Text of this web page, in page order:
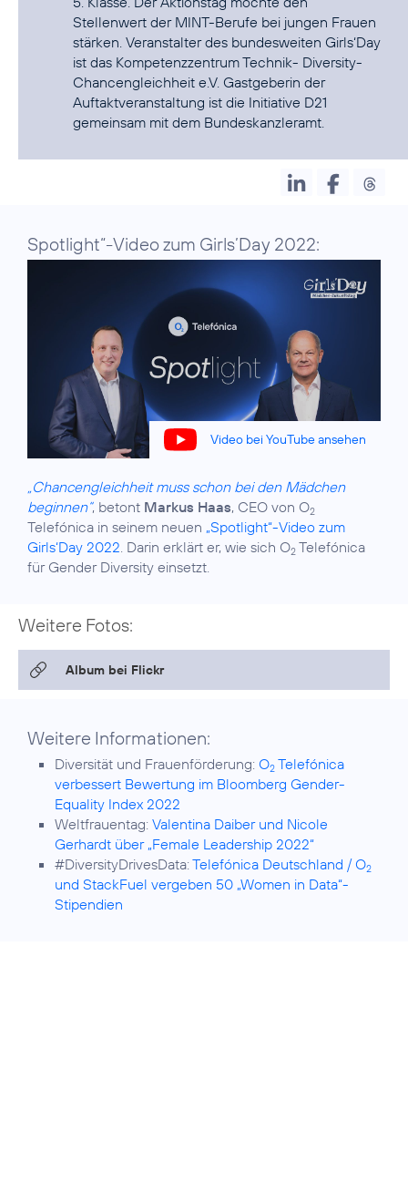
Stellenwert der MINT-Berufe bei jungen Frauen
stärken. Veranstalter des bundesweiten Girls‘Day
ist das Kompetenzzentrum Technik- Diversity-
Chancengleichheit e.V. Gastgeberin der
Auftaktveranstaltung ist die Initiative D21
gemeinsam mit dem Bundeskanzleramt.
Spotlight“-Video zum Girls’Day 2022:
Video bei YouTube ansehen
„Chancengleichheit muss schon bei den Mädchen
beginnen“, betont Markus Haas, CEO von O2
Telefónica in seinem neuen „Spotlight“-Video zum
Girls‘Day 2022 . Darin erklärt er, wie sich O2 Telefónica
für Gender Diversity einsetzt.
Weitere Fotos:
Album bei Flickr
Weitere Informationen:
Diversität und Frauenförderung: O2 Telefónica
verbessert Bewertung im Bloomberg Gender-
Equality Index 2022
Weltfrauentag: Valentina Daiber und Nicole
Gerhardt über „Female Leadership 2022“
#DiversityDrivesData:Telefónica Deutschland / O2
und StackFuel vergeben 50 „Women in Data“-
Stipendien